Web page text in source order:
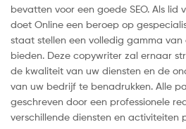
bevatten voor een goede SEO. Als lid
doet Online een beroep op
staat stellen een volledig gamma
bieden. Deze copywriter zal ernaar
de kwaliteit van uw diensten en de
van uw bedrijf te benadrukken. Alle
geschreven door een professionele
verschillende diensten en activiteiten